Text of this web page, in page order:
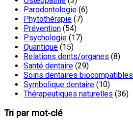
Parodontologie (6)
Phytothérapie (7)
Prévention (54)
Psychologie (17)
Quantique (15)
Relations dents/organes (8)
Santé dentaire (29)
Soins dentaires biocompatibles
Symbolique dentaire (10)
Thérapeutiques naturelles (36)
Tri par mot-clé